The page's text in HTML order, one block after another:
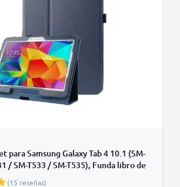
para Samsung Galaxy Tab 4 10.1 (SM-
/ SM-T533 / SM-T535), Funda libro de
Protector para tablet con función de
(15 reseñas)